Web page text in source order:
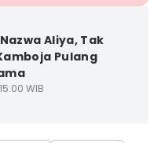
Aliya, Tak
Pulang
WIB